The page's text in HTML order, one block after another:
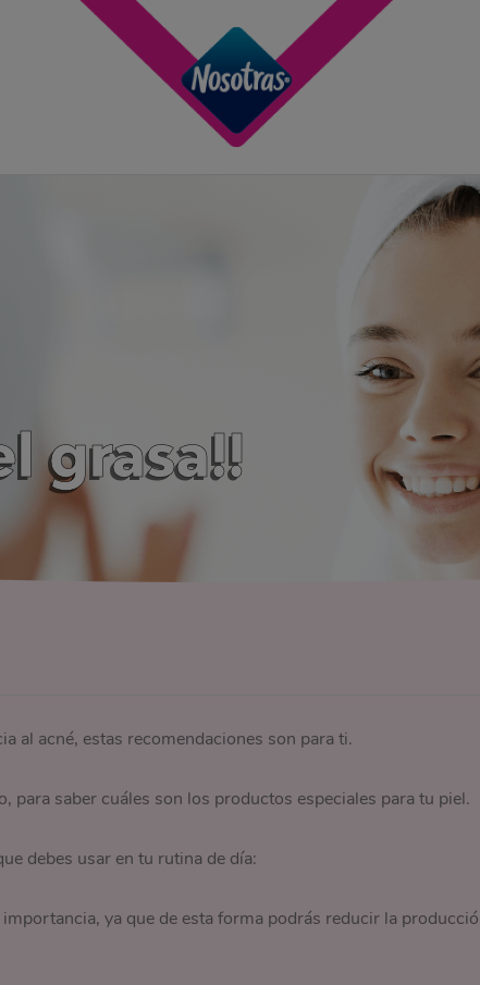
grasa!!
al acné, estas recomendaciones son para ti.
para saber cuáles son los productos especiales para tu piel.
debes usar en tu rutina de día:
ya que de esta forma podrás reducir la